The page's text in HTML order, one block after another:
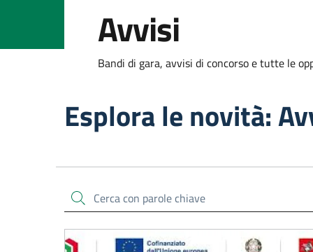
Avvisi
Bandi di gara, avvisi di concorso e tutte le
Esplora le novità:
Cerca